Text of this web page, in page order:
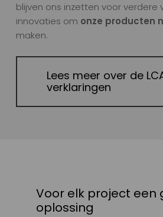
blijven ons inzetten voor verdere
innovaties om onze producten
maken.
Lees meer over de
verklaringen
Voor elk project een
oplossing